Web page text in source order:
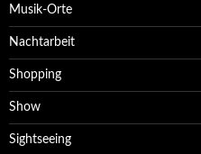
Musik-Orte
Nachtarbeit
Shopping
Show
Sightseeing